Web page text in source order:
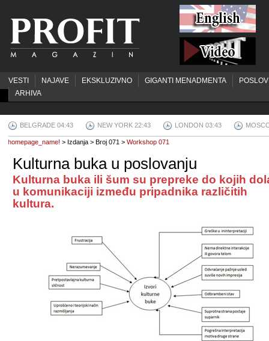
VESTI NAJAVE EKSKLUZIVNO GIGANTI MENADMENTA
ARHIVA
BELGRADE 04:43 NEW YORK 22:43 LONDON 03:43
homepage_name! > Izdanja > Broj 071 > Workshop 071
Kulturna buka u poslovanju
Kulturna buka ili šum su prepreke do kojih
u komunikaciji između pripadnika različitih
kultura.